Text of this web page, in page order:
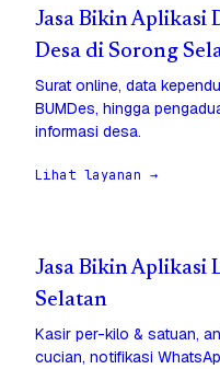
Jasa Bikin Aplikasi
Desa di Sorong
Surat online, data
BUMDes, hingga
informasi desa.
Lihat layanan →
Jasa Bikin Aplikasi
Selatan
Kasir per-kilo & satuan,
cucian, notifikasi